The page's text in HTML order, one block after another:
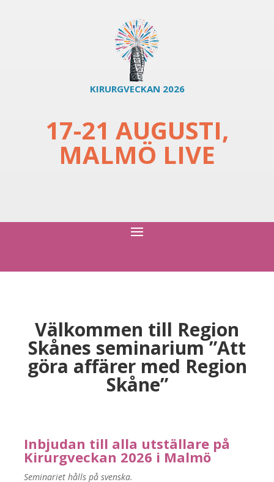
KIRURGVECKAN 2026
17-21 AUGUSTI,
MALMÖ LIVE
Välkommen till Region
Skånes seminarium ”Att
göra affärer med Region
Skåne”
Inbjudan till alla utställare på
Kirurgveckan 2026 i Malmö
Seminariet hålls på svenska.